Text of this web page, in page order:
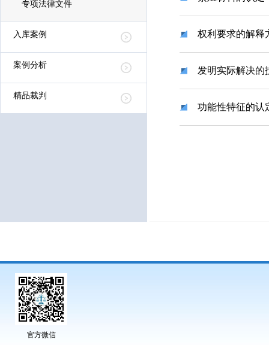
专项法律文件
入库案例
案例分析
精品裁判
权利要求的解释
发明实际解决的
功能性特征的认
官方微信